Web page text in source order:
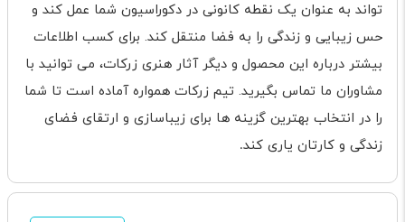
تواند به عنوان یک نقطه کانونی در دکوراسیون شما عمل کند و
حس زیبایی و زندگی را به فضا منتقل کند. برای کسب اطلاعات
بیشتر درباره این محصول و دیگر آثار هنری زرکات، می توانید با
مشاوران ما تماس بگیرید. تیم زرکات همواره آماده است تا شما
را در انتخاب بهترین گزینه ها برای زیباسازی و ارتقای فضای
زندگی و کارتان یاری کند.